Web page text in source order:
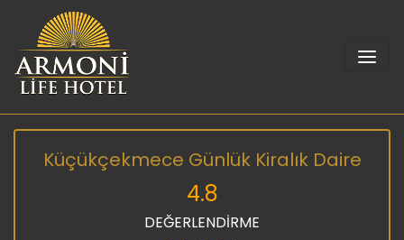
Küçükçekmece Günlük Kiralık Daire
4.8
DEĞERLENDİRME